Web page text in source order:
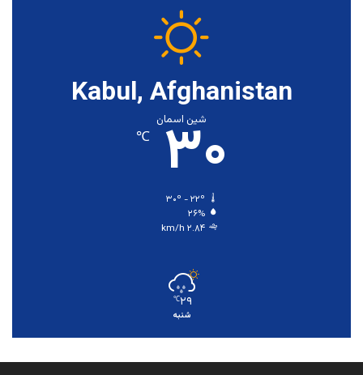
Kabul, Afghanistan
شین اسمان
۳۰ ℃
۲۶%
۲.۸۴ km/h
۲۹℃
شنبه